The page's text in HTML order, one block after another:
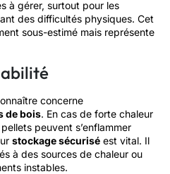
à gérer, surtout pour les
des difficultés physiques. Cet
sous-estimé mais représente
concerne
de bois. En cas de forte chaleur
peuvent s’enflammer
stockage sécurisé est vital. Il
à des sources de chaleur ou
instables.